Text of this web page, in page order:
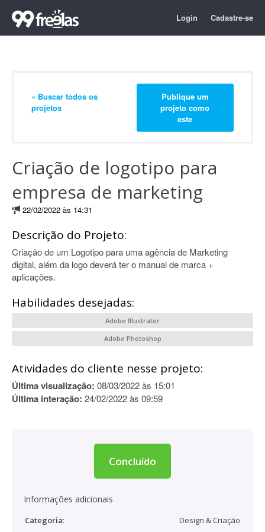
Login Cadastre-se
« Buscar todos os
projetos
Publique um
projeto como
este
Criação de logotipo para
empresa de marketing
22/02/2022 às 14:31
Descrição do Projeto:
Criação de um Logotipo para uma agência de Marketing
digital, além da logo deverá ter o manual de marca +
aplicações.
Habilidades desejadas:
Adobe Illustrator
Adobe Photoshop
Atividades do cliente nesse projeto:
Última visualização: 08/03/2022 às 15:01
Última interação: 24/02/2022 às 09:59
Concluído
Informações adicionais
Categoria:
Design & Criação